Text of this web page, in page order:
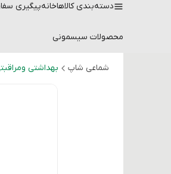
دسته‌بندی کالاهاخانهپیگیری
محصولات سیسمونی
شماعی شاپ بهداشتی